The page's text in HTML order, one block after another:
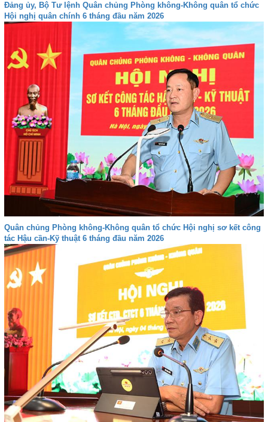
Đảng ủy, Bộ Tư lệnh Quân chủng Phòng không-Không quân tổ chức
Hội nghị quân chính 6 tháng đầu năm 2026
Quân chủng Phòng không-Không quân tổ chức Hội nghị sơ kết công
tác Hậu cần-Kỹ thuật 6 tháng đầu năm 2026